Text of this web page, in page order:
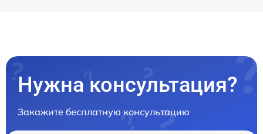
Нужна консультация?
Закажите бесплатную консультацию